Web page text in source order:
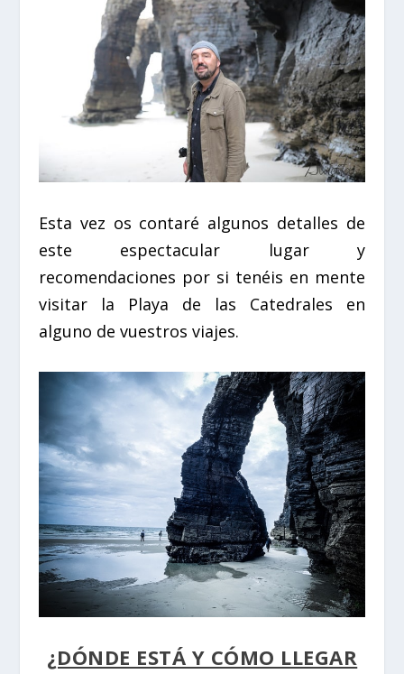
Esta vez os contaré algunos detalles de
este espectacular lugar y
recomendaciones por si tenéis en mente
visitar la Playa de las Catedrales en
alguno de vuestros viajes.
¿DÓNDE ESTÁ Y CÓMO LLEGAR